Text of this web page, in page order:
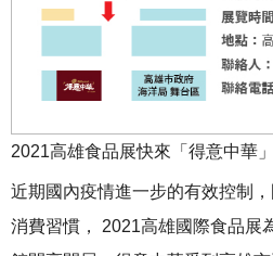
2021高雄食品展快來「得意中華
近期國內疫情進一步的有效控制
消費習慣， 2021高雄國際食品展